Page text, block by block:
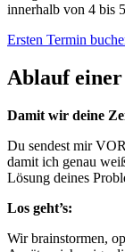
innerhalb von 4 bis
Ersten Termin
Ablauf einer
Damit wir deine
Du sendest mir
damit ich genau
Lösung deines
Los geht’s:
Wir brainstormen,